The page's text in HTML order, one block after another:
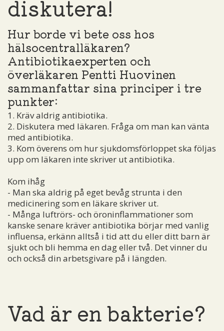
diskutera!
Hur borde vi bete oss hos
hälsocentralläkaren?
Antibiotikaexperten och
överläkaren Pentti Huovinen
sammanfattar sina principer i tre
punkter:
1. Kräv aldrig antibiotika.
2. Diskutera med läkaren. Fråga om man kan vänta
med antibiotika.
3. Kom överens om hur sjukdomsförloppet ska följas
upp om läkaren inte skriver ut antibiotika.
Kom ihåg
- Man ska aldrig på eget bevåg strunta i den
medicinering som en läkare skriver ut.
- Många luftrörs- och öroninflammationer som
kanske senare kräver antibiotika börjar med vanlig
influensa, erkänn alltså i tid att du eller ditt barn är
sjukt och bli hemma en dag eller två. Det vinner du
och också din arbetsgivare på i längden.
Vad är en bakterie?